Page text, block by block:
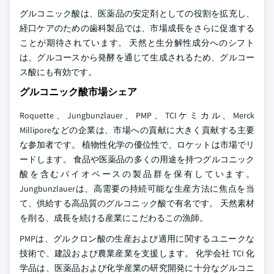
グルコニック酸は、医薬品の安定剤としての役割を拡充し、
経口ケアのための歯科製品では、市場成長をさらに促進する
ことが期待されています。 天然と生分解性成分へのシフト
は、グルコースから発酵を通じて生成されるため、グルコー
ス酸にも有効です。
グルコニック酸市場シェア
Roquette、Jungbunzlauer、PMP、TCIケミカル、Merck
Milliporeなどの企業は、市場への貢献に大きく貢献する主要
な参加者です。 植物性化学の優位性で、ロケットは市場でリ
ードします。 食品や医薬品の多くの用途を持つグルコニック
酸を含むバイオベースの製品群を保有しています。
Jungbunzlauerは、高需要の持続可能な生産方法に焦点を当
て、供給する高品質のグルコニック酸で有名です。 天然素材
を削る、成長を続ける産業にこだわるこの漁師。
PMPは、グルクロン酸の生産および適用に関するユニークな
技術で、建設および農業産業を支援します。 化学会社 TCI 化
学品は、医薬品および化学産業の研究開発に十分なグルコニ